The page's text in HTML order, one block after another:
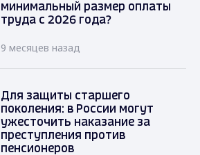
минимальный размер оплаты
труда с 2026 года?
9 месяцев назад
Для защиты старшего
поколения: в России могут
ужесточить наказание за
преступления против
пенсионеров